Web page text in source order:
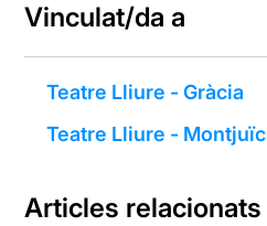
Vinculat/da a
Teatre Lliure - Gràcia
Teatre Lliure - Montjuïc
Articles relacionats